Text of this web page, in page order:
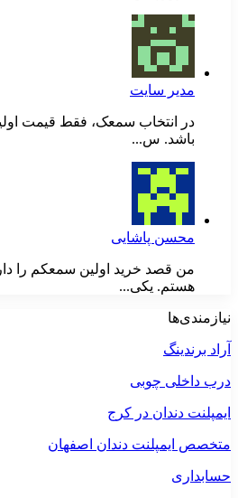
مدیر سایت
در انتخاب سمعک، فقط قیمت
باشد. س...
محسن پاشایی
من قصد خرید اولین سمعکم را
هستم. یکی...
نیازمندی‌ها
آراد برندینگ
درب داخلی چوبی
ایمپلنت دندان در کرج
متخصص ایمپلنت دندان اصفهان
حسابداری